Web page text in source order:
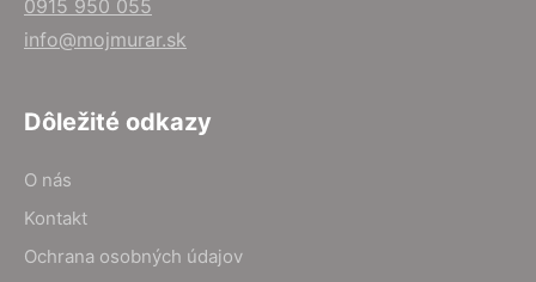
0915 950 055
info@mojmurar.sk
Dôležité odkazy
O nás
Kontakt
Ochrana osobných údajov